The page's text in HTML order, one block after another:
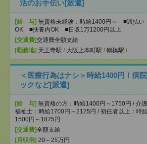
活のお手伝い[派遣]
[給 与] 無資格未経験：時給1400円～ ■週払い
OK ■扶養内OK ■日収1万1200円以上
[交通費]交通費全額支給
[勤務地] 天王寺駅 / 大阪上本町駅 / 鶴橋駅 / …
＜医療行為はナシ＞時給1400円！病
ックなど[派遣]
[給 与] 無資格の方：時給1400円～1750円 / 介護
福祉士：時給1700円～2125円 / 初任者以上：時給
1500円～1875円
[交通費]全額支給
[月収例] 20～25万円